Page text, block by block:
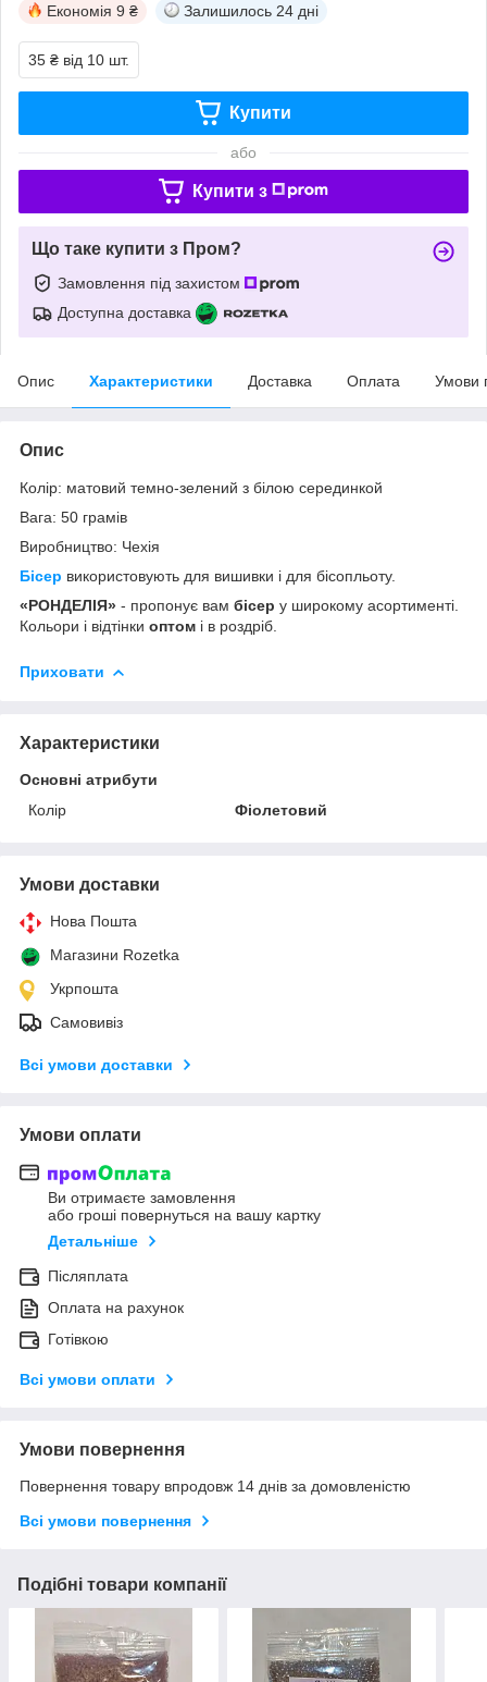
Економія 9 ₴ Залишилось 24 дні
35 ₴ від 10 шт.
Купити
або
Купити з
Що таке купити з Пром?
Замовлення під захистом
Доступна доставка
Опис Характеристики Доставка Оплата Умови
Опис
Колір: матовий темно-зелений з білою серединкой
Вага: 50 грамів
Виробництво: Чехія
Бісер використовують для вишивки і для бісопльоту.
«РОНДЕЛІЯ» - пропонує вам бісер у широкому асортименті.
Кольори і відтінки оптом і в роздріб.
Приховати
Характеристики
Основні атрибути
Колір
Фіолетовий
Умови доставки
Нова Пошта
Магазини Rozetka
Укрпошта
Самовивіз
Всі умови доставки
Умови оплати
Ви отримаєте замовлення
або гроші повернуться на вашу картку
Детальніше
Післяплата
Оплата на рахунок
Готівкою
Всі умови оплати
Умови повернення
Повернення товару впродовж 14 днів за домовленістю
Всі умови повернення
Подібні товари компанії